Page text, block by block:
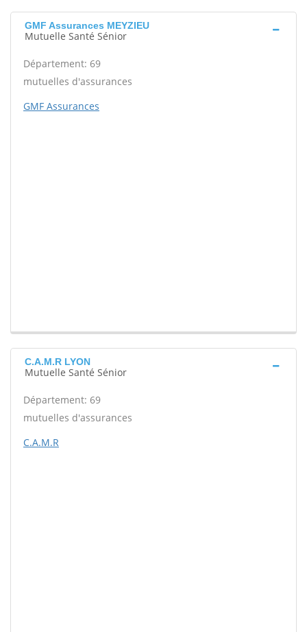
GMF Assurances MEYZIEU
Mutuelle Santé Sénior
Département: 69
mutuelles d'assurances
GMF Assurances
C.A.M.R LYON
Mutuelle Santé Sénior
Département: 69
mutuelles d'assurances
C.A.M.R